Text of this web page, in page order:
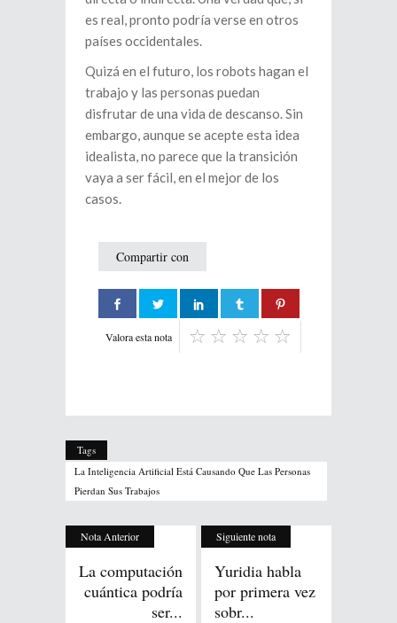
es real, pronto podría verse en otros
países occidentales.
Quizá en el futuro, los robots hagan el
trabajo y las personas puedan
disfrutar de una vida de descanso. Sin
embargo, aunque se acepte esta idea
idealista, no parece que la transición
vaya a ser fácil, en el mejor de los
casos.
Compartir con
Valora esta nota
Tags
La Inteligencia Artificial Está Causando Que Las Personas
Pierdan Sus Trabajos
Nota Anterior
La computación
cuántica podría
ser...
Siguiente nota
Yuridia habla
por primera vez
sobr...